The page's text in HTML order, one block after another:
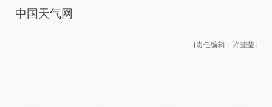
中国天气网
[责任编辑：许莹莹]